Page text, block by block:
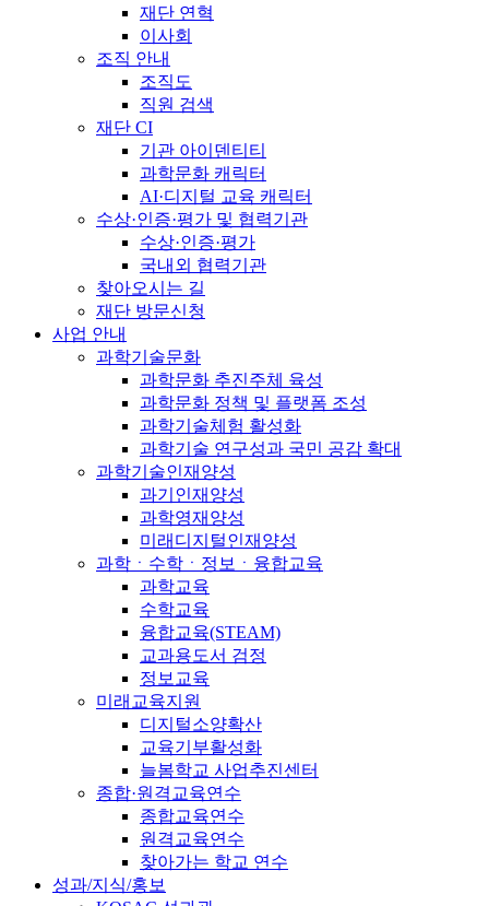
재단 연혁
이사회
조직 안내
조직도
직원 검색
재단 CI
기관 아이덴티티
과학문화 캐릭터
AI·디지털 교육 캐릭터
수상·인증·평가 및 협력기관
수상·인증·평가
국내외 협력기관
찾아오시는 길
재단 방문신청
사업 안내
과학기술문화
과학문화 추진주체 육성
과학문화 정책 및 플랫폼 조성
과학기술체험 활성화
과학기술 연구성과 국민 공감 확대
과학기술인재양성
과기인재양성
과학영재양성
미래디지털인재양성
과학ㆍ수학ㆍ정보ㆍ융합교육
과학교육
수학교육
융합교육(STEAM)
교과용도서 검정
정보교육
미래교육지원
디지털소양확산
교육기부활성화
늘봄학교 사업추진센터
종합·원격교육연수
종합교육연수
원격교육연수
찾아가는 학교 연수
성과/지식/홍보